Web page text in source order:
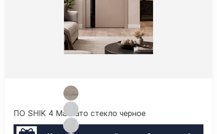
ПО SHIK 4 Макиато стекло черное